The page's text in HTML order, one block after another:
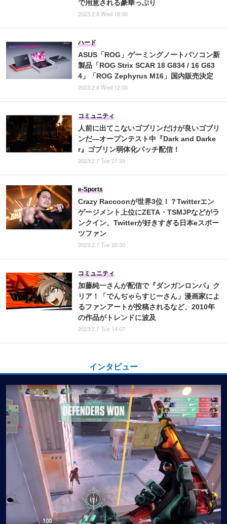
で用意される豪華っぷり
2023.2.8 Wed 18:00
ASUS「ROG」ゲーミングノートパソコン新
製品「ROG Strix SCAR 18 G834 / 16 G63
4」「ROG Zephyrus M16」国内販売決定
ハード
2023.2.8 Wed 12:00
人前に出てこないゴブリンだけが良いゴブリ
ンだ―オープンテスト中『Dark and Darke
r』ゴブリン弱体化パッチ配信！
コミュニティ
2023.2.7 Tue 21:39
Crazy Raccoonが世界3位！？Twitterエン
ゲージメント上位にZETA・TSMJPなどがラ
ンクイン、Twitterが好きすぎる日本eスポー
ツファン
e-Sports
2023.2.7 Tue 20:30
加藤純一さんが配信で『ダンガンロンパ』ク
リア！「でんぢゃらすじーさん」漫画家によ
るファンアートが投稿されるなど、2010年
の作品がトレンドに波及
コミュニティ
2023.2.7 Tue 14:07
インタビュー